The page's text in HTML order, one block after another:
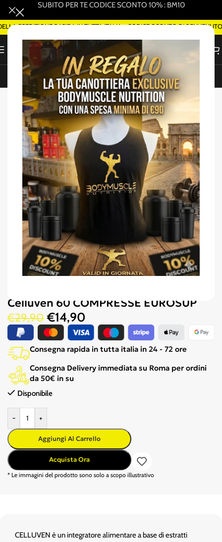
SUBITO PER TE CODICE SCONTO 10% : BM10
SPEDIZIONE RAPIDA IN TUTTA ITALIA - CODICE SCONTO DI BENVENUTO
ORDINA SMART DELIVERY SU WHATSAPP (ROMA)
Home/ Drenanti / Termo Genici
-50%
Celluven 60 COMPRESSE EUROSUP
€29,90 €14,90
Consegna rapida in tutta italia in 24 - 72 ore
Consegna Delivery immediata su Roma per ordini
da 50€ in su
Disponibile
- +
Aggiungi Al Carrello
Acquista Ora
* Le immagini del prodotto sono solo a scopo illustrativo
CELLUVEN è un integratore alimentare a base di estratti